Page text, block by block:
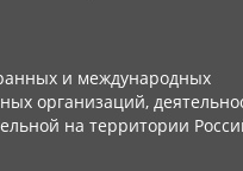
и международных
организаций,
на территории